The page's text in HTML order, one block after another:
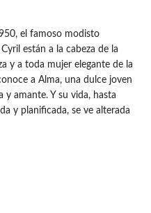
el famoso modisto
están a la cabeza de la
y a toda mujer elegante de la
a Alma, una dulce joven
amante. Y su vida, hasta
y planificada, se ve alterada